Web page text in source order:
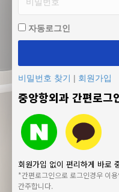
자동로그인
비밀번호 찾기 | 회원가입
중앙항외과 간편로그
회원가입 없이 편리하게 바로
*간편로그인으로 로그인경우 이
간주합니다.